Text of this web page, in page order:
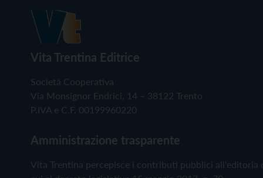
Vita Trentina Editrice
Società Cooperativa
Via Monsignor Endrici, 14 – 38122 Trento
P.IVA e C.F. 00199960220
Amministrazione trasparente
Vita Trentina percepisce i contributi pubblici all'editoria